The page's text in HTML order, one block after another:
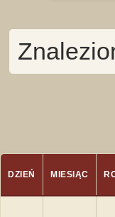
DZIEŃ MIESIĄC